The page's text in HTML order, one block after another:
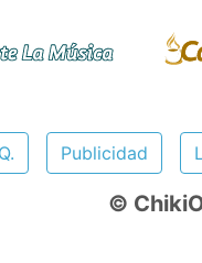
Publicidad
©